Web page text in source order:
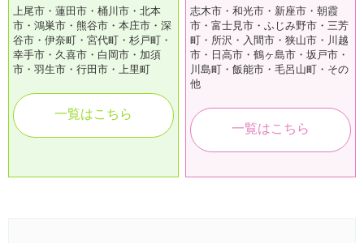
上尾市・蓮田市・桶川市・北本
市・鴻巣市・熊谷市・本庄市・深
谷市・伊奈町・宮代町・杉戸町・
幸手市・久喜市・白岡市・加須
市・羽生市・行田市・上里町
一覧はこちら
志木市・和光市・新座市・朝霞
市・富士見市・ふじみ野市・三芳
町・所沢・入間市・狭山市・川越
市・日高市・鶴ヶ島市・坂戸市・
川島町・飯能市・毛呂山町・その
他
一覧はこちら